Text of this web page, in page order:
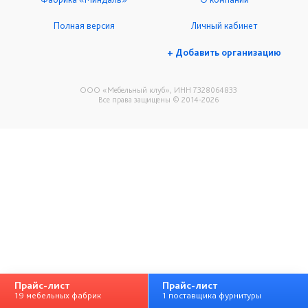
ООО «Мебельный клуб», ИНН 7328064833
Все права защищены © 2014-2026
Полная версия Личный кабинет
+ Добавить организацию
Прайс-лист
19 мебельных фабрик
Прайс-лист
1 поставщика фурнитуры